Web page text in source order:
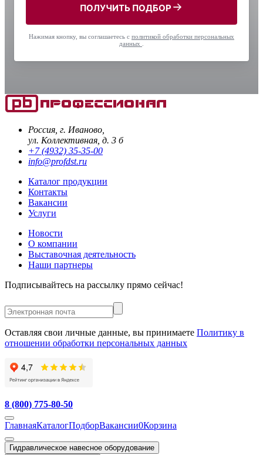
ПОЛУЧИТЬ ПОДБОР
Нажимая кнопку, вы соглашаетесь с политикой обработки персональных
данных
Россия, г. Иваново,
ул. Коллективная, д. 3 б
+7 (4932) 35-35-00
info@profdst.ru
Каталог продукции
Контакты
Вакансии
Услуги
Новости
О компании
Выставочная деятельность
Наши партнеры
Подписывайтесь на рассылку прямо сейчас!
Оставляя свои личные данные, вы принимаете Политику в
отношении обработки персональных данных
8 (800) 775-80-50
ГлавнаяКаталогПодборВакансии0Корзина
Гидравлическое навесное оборудование